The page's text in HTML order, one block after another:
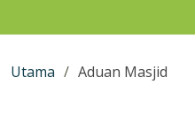
Utama Aduan Masjid